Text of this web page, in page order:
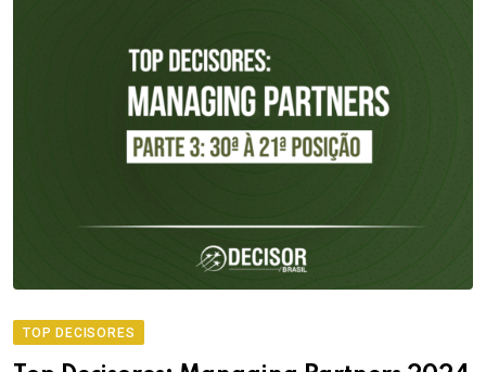
TOP DECISORES